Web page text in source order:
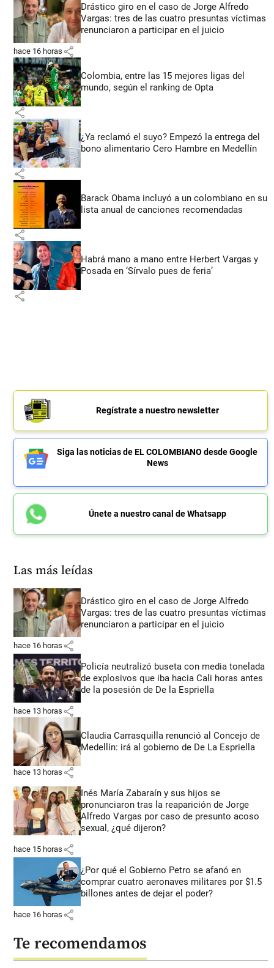
Drástico giro en el caso de Jorge Alfredo
Vargas: tres de las cuatro presuntas víctimas
renunciaron a participar en el juicio
hace 16 horas share
Colombia, entre las 15 mejores ligas del
mundo, según el ranking de Opta
share
¿Ya reclamó el suyo? Empezó la entrega del
bono alimentario Cero Hambre en Medellín
share
Barack Obama incluyó a un colombiano en su
lista anual de canciones recomendadas
share
Habrá mano a mano entre Herbert Vargas y
Posada en ‘Sírvalo pues de feria’
share
Regístrate a nuestro newsletter
Siga las noticias de EL COLOMBIANO desde Google
News
Únete a nuestro canal de Whatsapp
Las más leídas
Drástico giro en el caso de Jorge Alfredo
Vargas: tres de las cuatro presuntas víctimas
renunciaron a participar en el juicio
hace 16 horas share
Policía neutralizó buseta con media tonelada
de explosivos que iba hacia Cali horas antes
de la posesión de De la Espriella
hace 13 horas share
Claudia Carrasquilla renunció al Concejo de
Medellín: irá al gobierno de De La Espriella
hace 13 horas share
Inés María Zabaraín y sus hijos se
pronunciaron tras la reaparición de Jorge
Alfredo Vargas por caso de presunto acoso
sexual, ¿qué dijeron?
hace 15 horas share
¿Por qué el Gobierno Petro se afanó en
comprar cuatro aeronaves militares por $1.5
billones antes de dejar el poder?
hace 16 horas share
Te recomendamos